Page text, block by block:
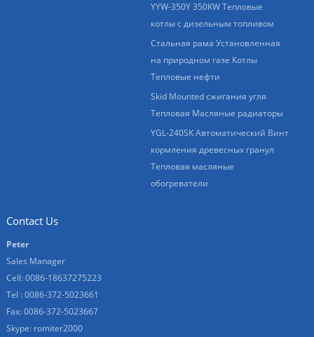
YYW-350Y 350KW Тепловые
котлы с дизельным топливом
Стальная рама Установленная
на природном газе Котлы
Тепловые нефти
Skid Mounted сжигания угля
Тепловая Масляные радиаторы
YGL-240SK Автоматический Винт
кормления древесных гранул
Тепловая масляные
обогреватели
Contact Us
Peter
Sales Manager
Cell: 0086-18637275223
Tel : 0086-372-5023661
Fax: 0086-372-5023667
Skype: romiter2000